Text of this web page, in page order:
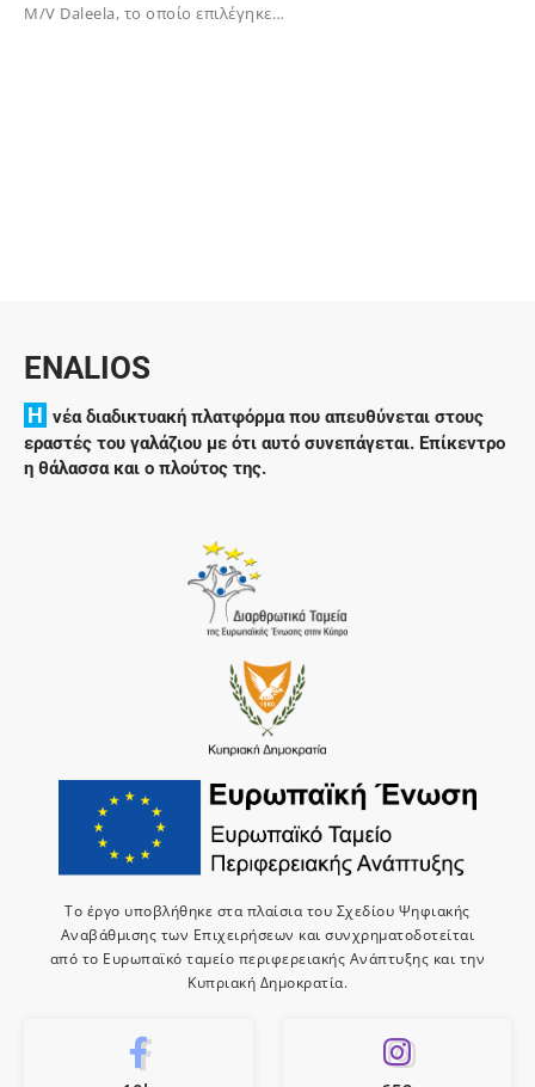
M/V Daleela, το οποίο επιλέγηκε…
ENALIOS
H νέα διαδικτυακή πλατφόρμα που απευθύνεται στους
εραστές του γαλάζιου με ότι αυτό συνεπάγεται. Επίκεντρο
η θάλασσα και ο πλούτος της.
Το έργο υποβλήθηκε στα πλαίσια του Σχεδίου Ψηφιακής
Αναβάθμισης των Επιχειρήσεων και συνχρηματοδοτείται
από το Ευρωπαϊκό ταμείο περιφερειακής Ανάπτυξης και την
Κυπριακή Δημοκρατία.